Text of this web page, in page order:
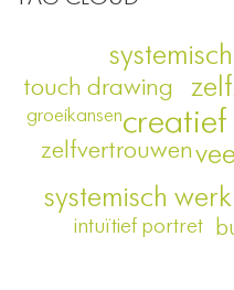
creatief
systemisch werk
zelfvertrouwen
touch drawing
intuïtief portret
groeikansen